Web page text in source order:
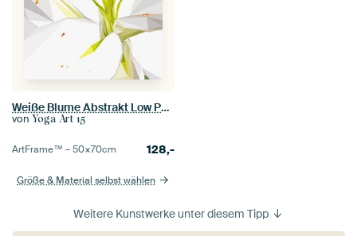
Weiße Blume Abstrakt Low Poly
von Yoga Art 15
ArtFrame™ –50×70cm 128,-
Größe & Material selbst wählen
Weitere Kunstwerke unter diesem Tipp